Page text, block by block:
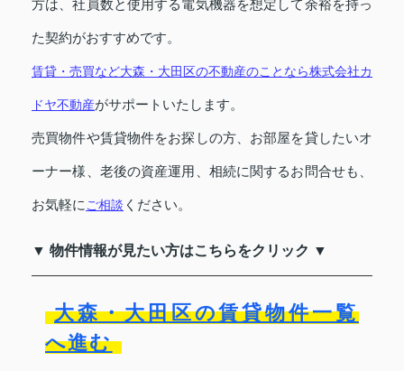
方は、社員数と使用する電気機器を想定して余裕を持っ
た契約がおすすめです。
賃貸・売買など大森・大田区の不動産のことなら株式会社カ
ドヤ不動産がサポートいたします。
売買物件や賃貸物件をお探しの方、お部屋を貸したいオ
ーナー様、老後の資産運用、相続に関するお問合せも、
お気軽に ご相談 ください。
▼ 物件情報が見たい方はこちらをクリック ▼
大森・大田区の賃貸物件一覧
へ進む